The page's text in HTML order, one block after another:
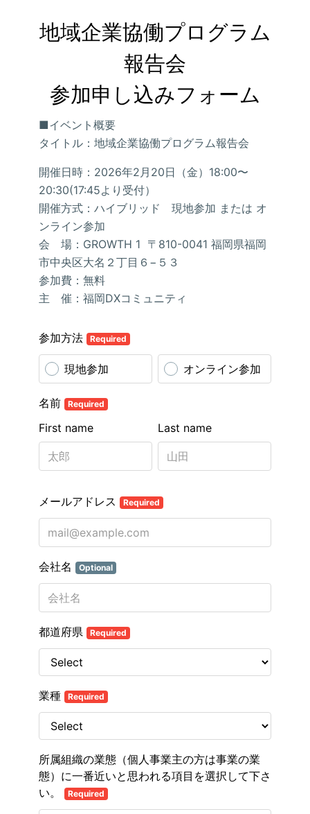
地域企業協働プログラム
報告会
参加申し込みフォーム
■イベント概要
タイトル：地域企業協働プログラム報告会
開催日時：2026年2月20日（金）18:00〜
20:30(17:45より受付）
開催方式：ハイブリッド 現地参加 または オ
ンライン参加
会 場：GROWTH 1 〒810-0041 福岡県福岡
市中央区大名２丁目６−５３
参加費：無料
主 催：福岡DXコミュニティ
参加方法 Required
現地参加 オンライン参加
名前 Required
Last name
First name
メールアドレス Required
会社名 Optional
都道府県 Required
業種 Required
所属組織の業態（個人事業主の方は事業の業
態）に一番近いと思われる項目を選択して下さ
い。
Required